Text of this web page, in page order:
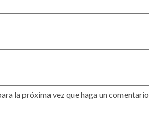
la próxima vez que haga un comentario.